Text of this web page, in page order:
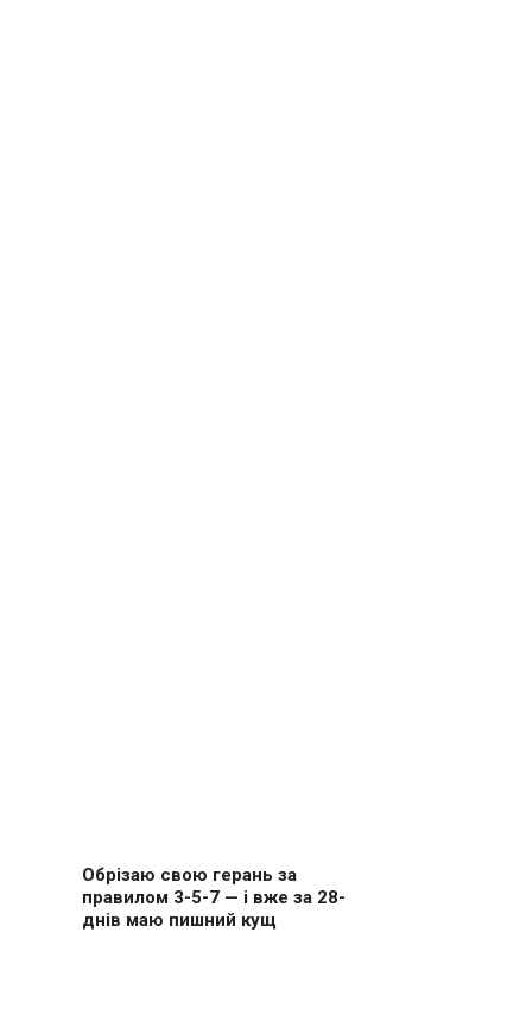
Обрізаю свою герань за
правилом 3-5-7 — і вже за 28-
днів маю пишний кущ